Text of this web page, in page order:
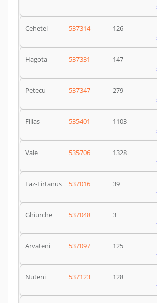
Cehetel 537314 126
Hagota 537331 147
Petecu 537347 279
Filias 535401 1103
Vale 535706 1328
Laz-Firtanus 537016 39
Ghiurche 537048 3
Arvateni 537097 125
Nuteni 537123 128